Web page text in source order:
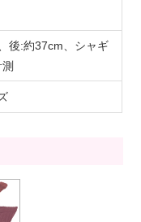
後:約37cm、シャギ